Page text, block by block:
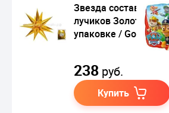
Звезда составная 12
лучиков Золото в
упаковке / Gold
238 руб.
Купить